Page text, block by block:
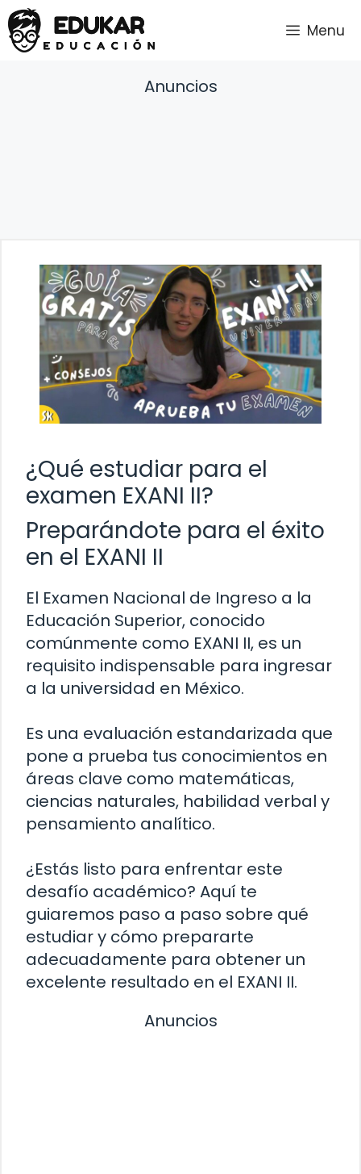
Saltar
al
contenido
Menu
Anuncios
¿Qué estudiar para el
examen EXANI II?
Preparándote para el éxito
en el EXANI II
El Examen Nacional de Ingreso a la
Educación Superior, conocido
comúnmente como EXANI II, es un
requisito indispensable para ingresar
a la universidad en México.
Es una evaluación estandarizada que
pone a prueba tus conocimientos en
áreas clave como matemáticas,
ciencias naturales, habilidad verbal y
pensamiento analítico.
¿Estás listo para enfrentar este
desafío académico? Aquí te
guiaremos paso a paso sobre qué
estudiar y cómo prepararte
adecuadamente para obtener un
excelente resultado en el EXANI II.
Anuncios